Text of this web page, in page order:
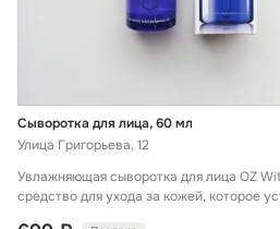
Сыворотка для лица, 60 мл
Улица Григорьева, 12
Увлажняющая сыворотка для лица OZ
средство для ухода за кожей, которое